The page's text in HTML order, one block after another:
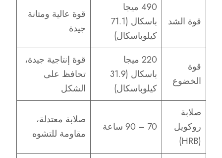
قوة الشد
490 ميجا
باسكال (71.1
كيلوباسكال)
قوة عالية ومتانة
جيدة
قوة
الخضوع
220 ميجا
باسكال (31.9
كيلوباسكال)
قوة إنتاجية جيدة،
تحافظ على
الشكل
صلابة
روكويل
(HRB)
70 – 90 ساعة
صلابة معتدلة،
مقاومة للتشوه